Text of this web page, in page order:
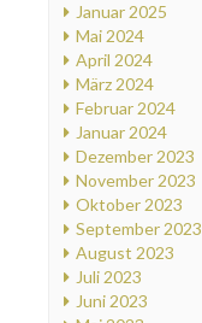
Januar 2025
Mai 2024
April 2024
März 2024
Februar 2024
Januar 2024
Dezember 2023
November 2023
Oktober 2023
September 2023
August 2023
Juli 2023
Juni 2023